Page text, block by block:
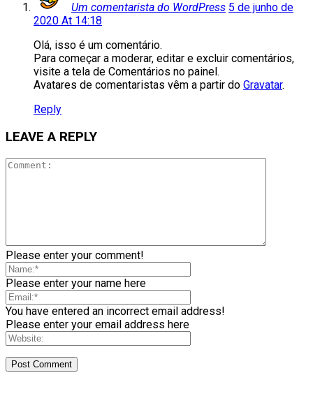
Um comentarista do WordPress 5 de junho de
2020 At 14:18
Olá, isso é um comentário.
Para começar a moderar, editar e excluir comentários,
visite a tela de Comentários no painel.
Avatares de comentaristas vêm a partir do Gravatar.
Reply
LEAVE A REPLY
Please enter your comment!
Please enter your name here
You have entered an incorrect email address!
Please enter your email address here